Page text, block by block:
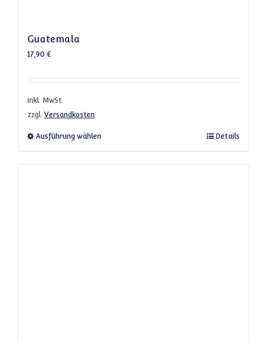
Guatemala
17,90 €
inkl. MwSt.
zzgl. Versandkosten
Ausführung wählen Dieses Produkt weist mehrere Varianten
Details